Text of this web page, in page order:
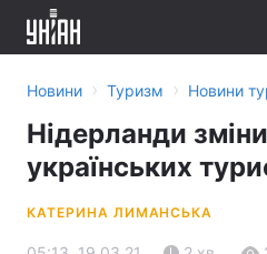
Новини › Туризм › Новини
Нідерланди
українських
КАТЕРИНА ЛИМАНСЬКА